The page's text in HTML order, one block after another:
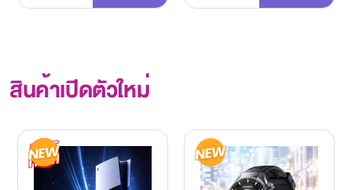
สินค้าเปิดตัวใหม่